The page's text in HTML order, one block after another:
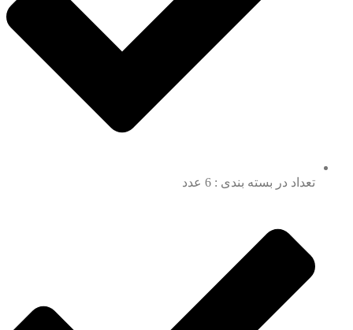
تعداد در بسته بندی : 6 عدد